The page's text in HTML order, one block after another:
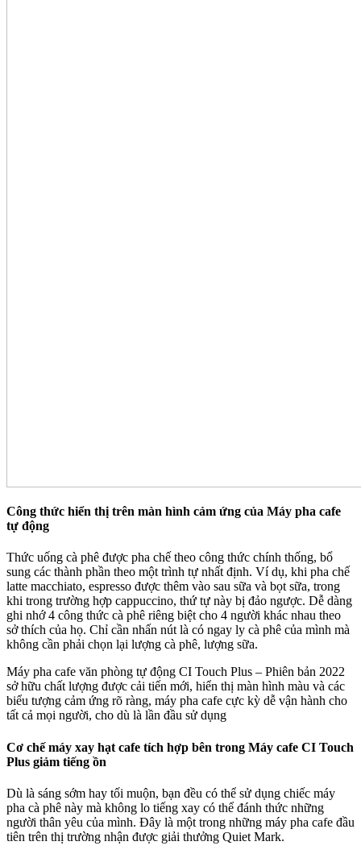
Công thức hiển thị trên màn hình cảm ứng của Máy pha cafe
tự động
Thức uống cà phê được pha chế theo công thức chính thống, bổ
sung các thành phần theo một trình tự nhất định. Ví dụ, khi pha chế
latte macchiato, espresso được thêm vào sau sữa và bọt sữa, trong
khi trong trường hợp cappuccino, thứ tự này bị đảo ngược. Dễ dàng
ghi nhớ 4 công thức cà phê riêng biệt cho 4 người khác nhau theo
sở thích của họ. Chỉ cần nhấn nút là có ngay ly cà phê của mình mà
không cần phải chọn lại lượng cà phê, lượng sữa.
Máy pha cafe văn phòng tự động CI Touch Plus – Phiên bản 2022
sở hữu chất lượng được cải tiến mới, hiển thị màn hình màu và các
biểu tượng cảm ứng rõ ràng, máy pha cafe cực kỳ dễ vận hành cho
tất cả mọi người, cho dù là lần đầu sử dụng
Cơ chế máy xay hạt cafe tích hợp bên trong Máy cafe CI Touch
Plus giảm tiếng ồn
Dù là sáng sớm hay tối muộn, bạn đều có thể sử dụng chiếc máy
pha cà phê này mà không lo tiếng xay có thể đánh thức những
người thân yêu của mình. Đây là một trong những máy pha cafe đầu
tiên trên thị trường nhận được giải thưởng Quiet Mark.